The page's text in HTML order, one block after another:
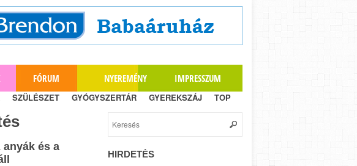
FÓRUM NYEREMÉNY IMPRESSZUM
SZÜLÉSZET GYÓGYSZERTÁR GYEREKSZÁJ TOP
anyák és a
HIRDETÉS